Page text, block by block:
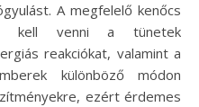
A megfelelő kenőcs
kell venni a tünetek
reakciókat, valamint a
különböző módon
ezért érdemes